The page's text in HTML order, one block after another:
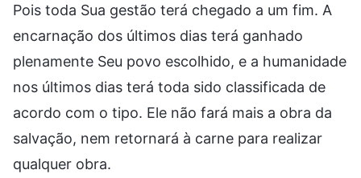
Pois toda Sua gestão terá chegado a um fim. A
encarnação dos últimos dias terá ganhado
plenamente Seu povo escolhido, e a humanidade
nos últimos dias terá toda sido classificada de
acordo com o tipo. Ele não fará mais a obra da
salvação, nem retornará à carne para realizar
qualquer obra.